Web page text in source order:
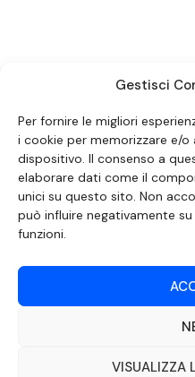
Gestisci
Per fornire le migliori
i cookie per memorizzare e/
dispositivo. Il consenso a
elaborare dati come il
unici su questo sito. Non
può influire negativamente
funzioni.
VISUALIZZA
SEGUICI
DOCUMENTO REDATTO AI SENSI
AUTOREGOLAMENTAZIONE IN